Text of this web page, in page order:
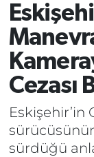
Cezası
Eskişehir’in
sürdüğü